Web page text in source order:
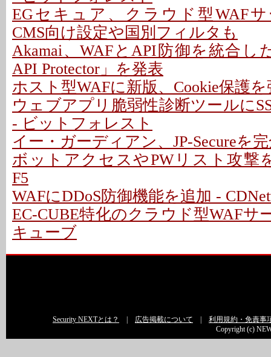
EGセキュア、クラウド型WAF
CMS向け設定や国別フィルタも
Akamai、WAFとAPI防御を統合し
API Protector」を発表
ホスト型WAFに新版、Cookie保護を
ウェブアプリ脆弱性診断ツールに
- ビットフォレスト
イー・ガーディアン、JP-Secureを
ボットアクセスやPWリスト攻撃
F5
WAFにDDoS防御機能を追加 -
EC-CUBE特化のクラウド型WAFサ
キューブ
Security NEXTとは？ 広告掲載について
利用規約・免責事
Copyright (c)